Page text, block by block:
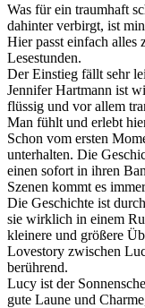
Was für ein traumhaft
dahinter verbirgt, ist
Hier passt einfach alles
Lesestunden.
Der Einstieg fällt sehr
Jennifer Hartmann ist
flüssig und vor allem
Man fühlt und erlebt
Schon vom ersten
unterhalten. Die
einen sofort in ihren
Szenen kommt es
Die Geschichte ist
sie wirklich in einem
kleinere und größere
Lovestory zwischen
berührend.
Lucy ist der
gute Laune und